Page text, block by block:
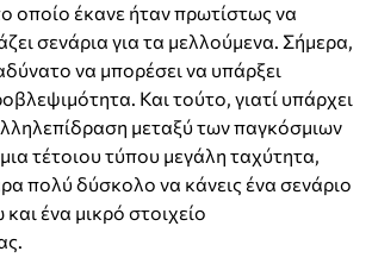
οποίο έκανε ήταν πρωτίστως να
σενάρια για τα μελλούμενα. Σήμερα,
να μπορέσει να υπάρξει
Και τούτο, γιατί υπάρχει
μεταξύ των παγκόσμιων
τέτοιου τύπου μεγάλη ταχύτητα,
πολύ δύσκολο να κάνεις ένα σενάριο
ένα μικρό στοιχείο